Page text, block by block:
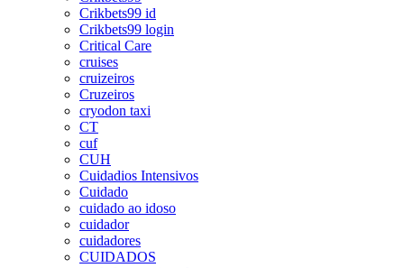
Crikbets99 id
Crikbets99 login
Critical Care
cruises
cruizeiros
Cruzeiros
cryodon taxi
CT
cuf
CUH
Cuidadios Intensivos
Cuidado
cuidado ao idoso
cuidador
cuidadores
CUIDADOS